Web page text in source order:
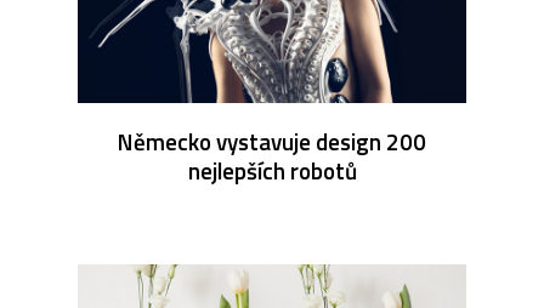
Německo vystavuje design 200
nejlepších robotů